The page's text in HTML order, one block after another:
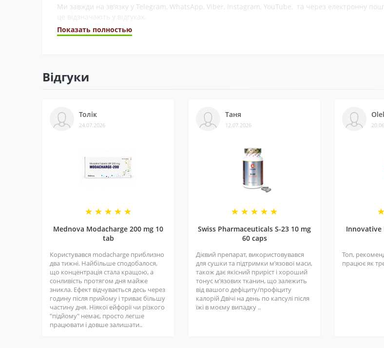
Ми завжди на зв’язку у Telegram, WhatsApp, Viber, Instagram, YouTube, та через електронну
3 - Безпека
4 - Спеціальні пропозиції
5 - Репутація
Ми працюємо з 2011 року. За цей час відправили безліч замовлень, протестували багато
Показать полностью
Відгуки
Толік
24.07.2026
Mednova Modacharge 200 mg 10
tab
Користувався modacharge приблизно
два тижні. Найбільше сподобалося,
що концентрація стала кращою, а
сонливість протягом дня майже
зникла. Ефект відчувається десь через
годину після прийому і триває більшу
частину дня. Ніякої ейфорії чи різкого
"підйому" немає, просто легше
працювати і довше залишати..
Таня
12.07.2026
Swiss Pharmaceuticals S-23 10 mg
60 caps
Дієвий препарат, використовувався
для сушки та підтримки мʼязової маси,
також дає якісний приріст і хороший
тонус мʼязових тканин, що залежить
від вашого дефіциту/профіциту
калорій Двічі на день по капсулі після
їжі в моєму випадку ..
Innovative
Топ,
працює як